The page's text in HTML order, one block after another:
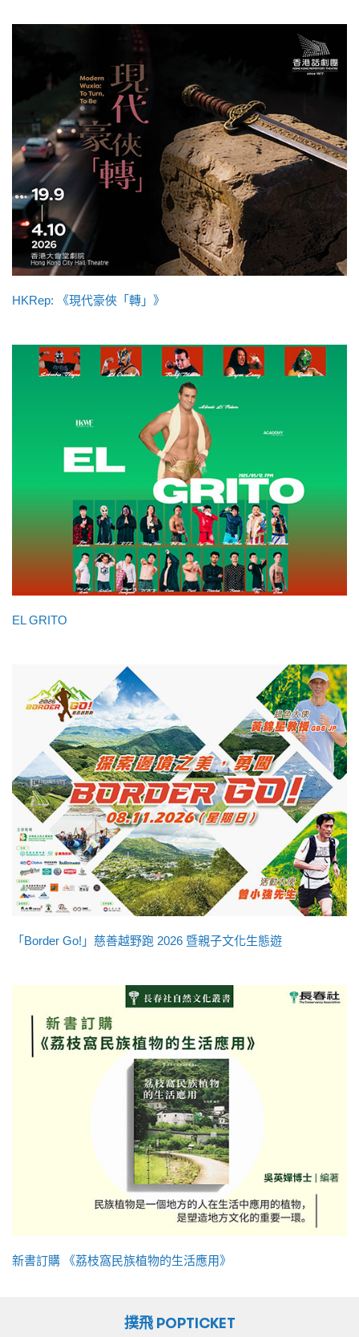
HKRep: 《現代豪俠「轉」》
EL GRITO
「Border Go!」慈善越野跑 2026 暨親子文化生態遊
新書訂購 《荔枝窩民族植物的生活應用》
撲飛 POPTICKET